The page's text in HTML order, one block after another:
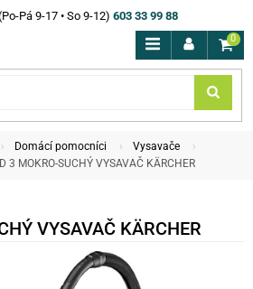
Pá 9-17 • So 9-12) 603 33 99 88
0
Domácí pomocníci
Vysavače
3 MOKRO-SUCHÝ VYSAVAČ KÄRCHER
VYSAVAČ KÄRCHER